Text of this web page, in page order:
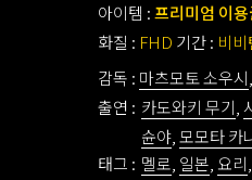
아이템 :프리미엄 이용
화질 : FHD 기간 : 비
감독 : 마츠모토 소우시
출연 : 카도와키 무기
슌야 모모타 카
태그 : 멜로 일본 요리